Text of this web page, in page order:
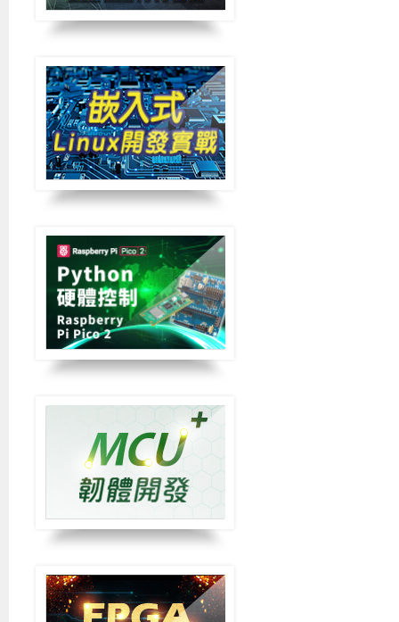
架構後，讓網路頻寬使用率一口氣提升3倍，高達95%
的網路頻寬使用率，取代原本的30%~40%。以相同的
網路設備和線路，可承載的網路流量也變成了3倍。
自主性提高，不再受制於單一網通廠
網通廠的網路管理技術或網路作業系統軟體，彼此間
難以相容，一旦企業購買某一廠牌的設備，未來更新
設備時就必須遷就該廠牌的網管功能，無法選用其他
再受制於單一網通廠。
降低人工操作出錯機率
採用SDN架構，網管人員僅需在控制器上下達指令就
可以進行自動化的設定，無須逐一登入網路設備進行
各別的設定，節省人力成本也降低了人為部署發生疏
失的可能性。